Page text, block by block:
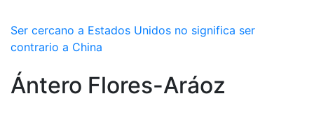
Ser cercano a Estados Unidos no significa ser
contrario a China
Ántero Flores-Aráoz